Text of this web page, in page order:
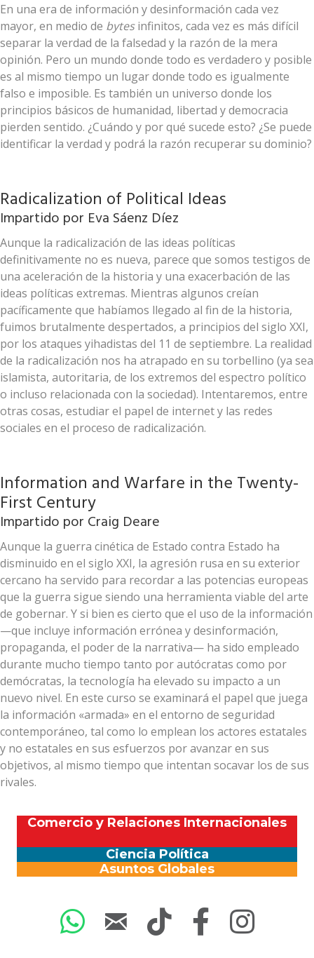
En una era de información y desinformación cada vez
mayor, en medio de bytesinfinitos, cada vez es más difícil
separar la verdad de la falsedad y la razón de la mera
opinión. Pero un mundo donde todo es verdadero y posible
es al mismo tiempo un lugar donde todo es igualmente
falso e imposible. Es también un universo donde los
principios básicos de humanidad, libertad y democracia
pierden sentido. ¿Cuándo y por qué sucede esto? ¿Se puede
identificar la verdad y podrá la razón recuperar su dominio?
Radicalization of Political Ideas
Impartido por Eva Sáenz Díez
Aunque la radicalización de las ideas políticas
definitivamente no es nueva, parece que somos testigos de
una aceleración de la historia y una exacerbación de las
ideas políticas extremas. Mientras algunos creían
pacíficamente que habíamos llegado al fin de la historia,
fuimos brutalmente despertados, a principios del siglo XXI,
por los ataques yihadistas del 11 de septiembre. La realidad
de la radicalización nos ha atrapado en su torbellino (ya sea
islamista, autoritaria, de los extremos del espectro político
o incluso relacionada con la sociedad). Intentaremos, entre
otras cosas, estudiar el papel de internet y las redes
sociales en el proceso de radicalización.
Information and Warfare in the Twenty-
First Century
Impartido porCraig Deare
Aunque la guerra cinética de Estado contra Estado ha
disminuido en el siglo XXI, la agresión rusa en su exterior
cercano ha servido para recordar a las potencias europeas
que la guerra sigue siendo una herramienta viable del arte
de gobernar. Y si bien es cierto que el uso de la información
—que incluye información errónea y desinformación,
propaganda, el poder de la narrativa— ha sido empleado
durante mucho tiempo tanto por autócratas como por
demócratas, la tecnología ha elevado su impacto a un
nuevo nivel. En este curso se examinará el papel que juega
la información «armada» en el entorno de seguridad
contemporáneo, tal como lo emplean los actores estatales
y no estatales en sus esfuerzos por avanzar en sus
objetivos, al mismo tiempo que intentan socavar los de sus
rivales.
Comercio y Relaciones Internacionales
Ciencia Política
Asuntos Globales